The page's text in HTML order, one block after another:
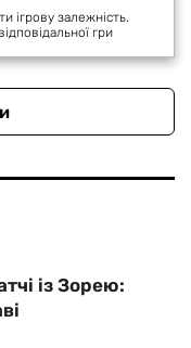
ігрову залежність.
гри
із Зорею: